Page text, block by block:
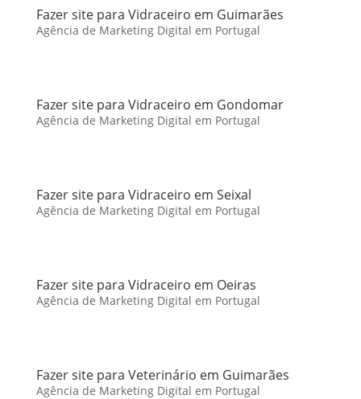
Fazer site para Vidraceiro em Guimarães
Agência de Marketing Digital em Portugal
Fazer site para Vidraceiro em Gondomar
Agência de Marketing Digital em Portugal
Fazer site para Vidraceiro em Seixal
Agência de Marketing Digital em Portugal
Fazer site para Vidraceiro em Oeiras
Agência de Marketing Digital em Portugal
Fazer site para Veterinário em Guimarães
Agência de Marketing Digital em Portugal